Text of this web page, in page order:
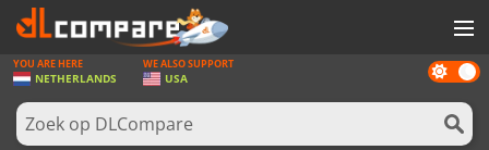
SPELLEN
GAME CARDS
Dark
mode
YOU ARE HERE
NETHERLANDS
WE ALSO SUPPORT
USA